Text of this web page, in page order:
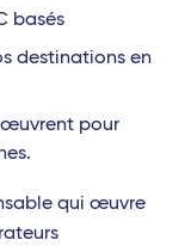
basés
destinations en
œuvrent pour
qui œuvre